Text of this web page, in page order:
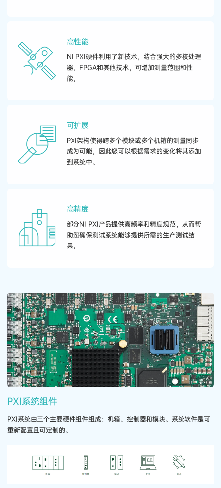
高性能
NI PXI​硬件​利用​了​新​技术，​结合​强大​的​多核​处理​
器、​FPGA​和​其他​技术，​可​增加​测量​范围​和​性
能。
可​扩展
PXI​架构​使得​跨​多个​模​块​或​多个​机​箱​的​测量​同步​
成为​可能，​因此​您​可以​根据​需求​的​变化​将​其​添加​
到​系统​中。
高​精度
部分​NI PXI​产品​提供​高​​频率​和​精度​规范，​从而​帮
助​您​确保​测试​系统​能够​提供​所需​的​生产​测试​结
果。
PXI​系统​组件
PXI​系统​由三​个​主要​硬件​组​件​组成：​机​箱、​控制器​和​模​块。​系统​软件​是​可​
重新​配置​且​可​定制​的。